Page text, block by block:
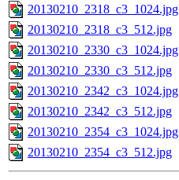
20130210_2318_c3_1024.jpg
20130210_2318_c3_512.jpg
20130210_2330_c3_1024.jpg
20130210_2330_c3_512.jpg
20130210_2342_c3_1024.jpg
20130210_2342_c3_512.jpg
20130210_2354_c3_1024.jpg
20130210_2354_c3_512.jpg